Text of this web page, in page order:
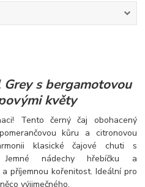
s bergamotovou
květy
Tento černý čaj obohacený
kůru a citronovou
klasické čajové chuti s
Jemné nádechy hřebíčku a
příjemnou kořenitost. Ideální pro
výjimečného.